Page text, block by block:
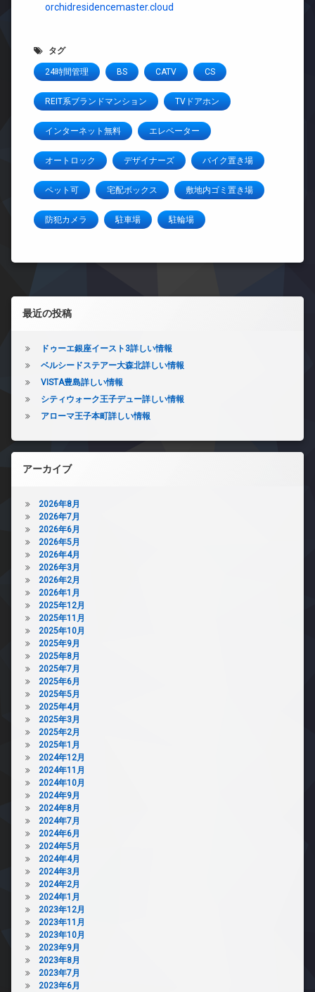
orchidresidencemaster.cloud
タグ
24時間管理 BS CATV CS
REIT系ブランドマンション TVドアホン
インターネット無料 エレベーター
オートロック デザイナーズ バイク置き場
ペット可 宅配ボックス 敷地内ゴミ置き場
防犯カメラ 駐車場 駐輪場
左サイドバー
最近の投稿
ドゥーエ銀座イースト3詳しい情報
ベルシードステアー大森北詳しい情報
VISTA豊島詳しい情報
シティウォーク王子デュー詳しい情報
アローマ王子本町詳しい情報
アーカイブ
2026年8月
2026年7月
2026年6月
2026年5月
2026年4月
2026年3月
2026年2月
2026年1月
2025年12月
2025年11月
2025年10月
2025年9月
2025年8月
2025年7月
2025年6月
2025年5月
2025年4月
2025年3月
2025年2月
2025年1月
2024年12月
2024年11月
2024年10月
2024年9月
2024年8月
2024年7月
2024年6月
2024年5月
2024年4月
2024年3月
2024年2月
2024年1月
2023年12月
2023年11月
2023年10月
2023年9月
2023年8月
2023年7月
2023年6月